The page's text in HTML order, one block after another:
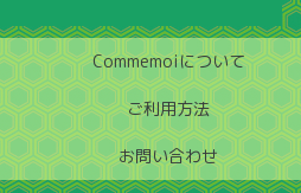
Commemoiについて
ご利用方法
お問い合わせ